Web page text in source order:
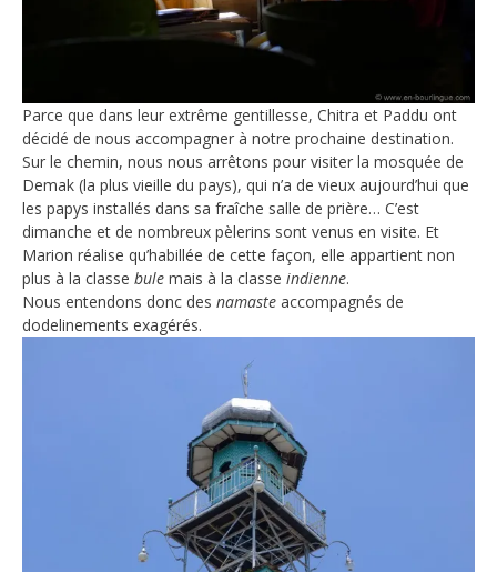
Parce que dans leur extrême gentillesse, Chitra et Paddu ont
décidé de nous accompagner à notre prochaine destination.
Sur le chemin, nous nous arrêtons pour visiter la mosquée de
Demak (la plus vieille du pays), qui n’a de vieux aujourd’hui que
les papys installés dans sa fraîche salle de prière… C’est
dimanche et de nombreux pèlerins sont venus en visite. Et
Marion réalise qu’habillée de cette façon, elle appartient non
plus à la classe bule mais à la classe indienne.
Nous entendons donc des namaste accompagnés de
dodelinements exagérés.